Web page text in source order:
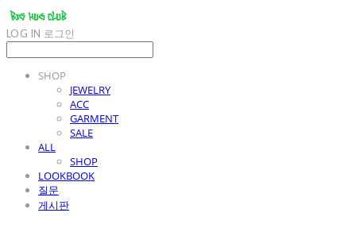
LOG IN 로그인
SHOP
JEWELRY
ACC
GARMENT
SALE
ALL
SHOP
LOOKBOOK
질문
게시판